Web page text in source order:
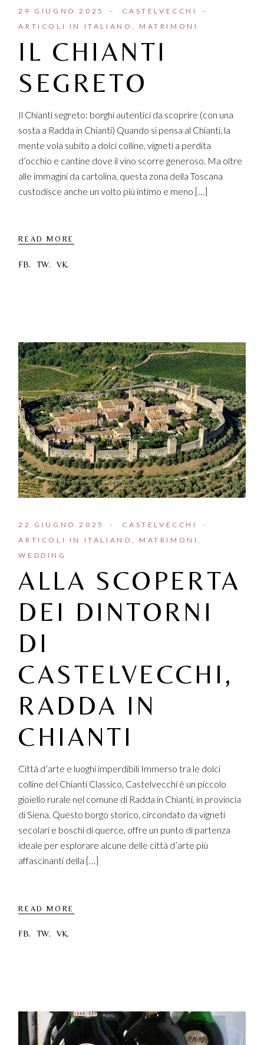
29 GIUGNO 2025
CASTELVECCHI
ARTICOLI IN ITALIANO
MATRIMONI
IL CHIANTI
SEGRETO
Il Chianti segreto: borghi autentici da scoprire (con una
sosta a Radda in Chianti) Quando si pensa al Chianti, la
mente vola subito a dolci colline, vigneti a perdita
d’occhio e cantine dove il vino scorre generoso. Ma oltre
alle immagini da cartolina, questa zona della Toscana
custodisce anche un volto più intimo e meno […]
READ MORE
FB. TW. VK.
22 GIUGNO 2025
CASTELVECCHI
ARTICOLI IN ITALIANO
MATRIMONI
WEDDING
ALLA SCOPERTA
DEI DINTORNI
DI
CASTELVECCHI,
RADDA IN
CHIANTI
Città d’arte e luoghi imperdibili Immerso tra le dolci
colline del Chianti Classico, Castelvecchi è un piccolo
gioiello rurale nel comune di Radda in Chianti, in provincia
di Siena. Questo borgo storico, circondato da vigneti
secolari e boschi di querce, offre un punto di partenza
ideale per esplorare alcune delle città d’arte più
affascinanti della […]
READ MORE
FB. TW. VK.